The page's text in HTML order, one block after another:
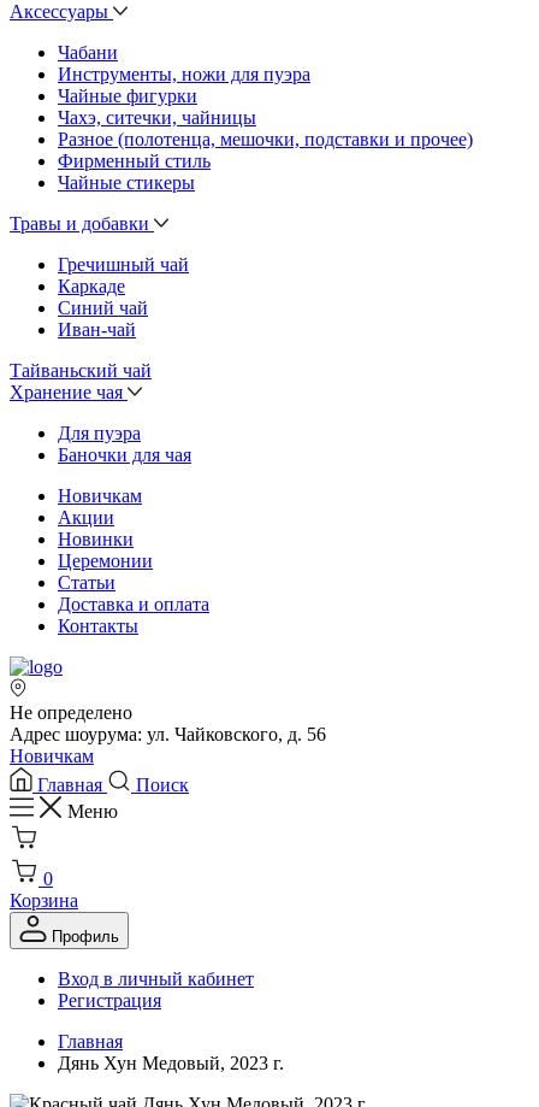
Аксессуары
Чабани
Инструменты, ножи для пуэра
Чайные фигурки
Чахэ, ситечки, чайницы
Разное (полотенца, мешочки, подставки и прочее)
Фирменный стиль
Чайные стикеры
Травы и добавки
Гречишный чай
Каркаде
Синий чай
Иван-чай
Тайваньский чай
Хранение чая
Для пуэра
Баночки для чая
Новичкам
Акции
Новинки
Церемонии
Статьи
Доставка и оплата
Контакты
Не определено
Адрес шоурума: ул. Чайковского, д. 56
Новичкам
Главная
Поиск
Меню
0
Корзина
Профиль
Вход в личный кабинет
Регистрация
Главная
Дянь Хун Медовый, 2023 г.